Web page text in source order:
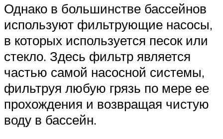
Однако в большинстве бассейнов
используют фильтрующие насосы,
в которых используется песок или
стекло. Здесь фильтр является
частью самой насосной системы,
фильтруя любую грязь по мере ее
прохождения и возвращая чистую
воду в бассейн.